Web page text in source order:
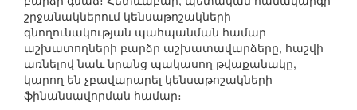
շրջանակներում կենսաթոշակների
գնողունակության պահպանման համար
աշխատողների բարձր աշխատավարձերը, հաշվի
առնելով նաև նրանց պակասող թվաքանակը,
կարող են չբավարարել կենսաթոշակների
ֆինանսավորման համար։